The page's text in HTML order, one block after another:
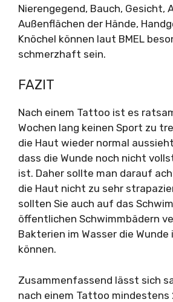
Nierengegend, Bauch, Gesicht,
Außenflächen der Hände,
Knöchel können laut BMEL
schmerzhaft sein.
FAZIT
Nach einem Tattoo ist es
Wochen lang keinen Sport zu
die Haut wieder normal
dass die Wunde noch nicht
ist. Daher sollte man darauf
die Haut nicht zu sehr
sollten Sie auch auf das
öffentlichen Schwimmbädern
Bakterien im Wasser die Wunde
können.
Zusammenfassend lässt sich
nach einem Tattoo mindestens